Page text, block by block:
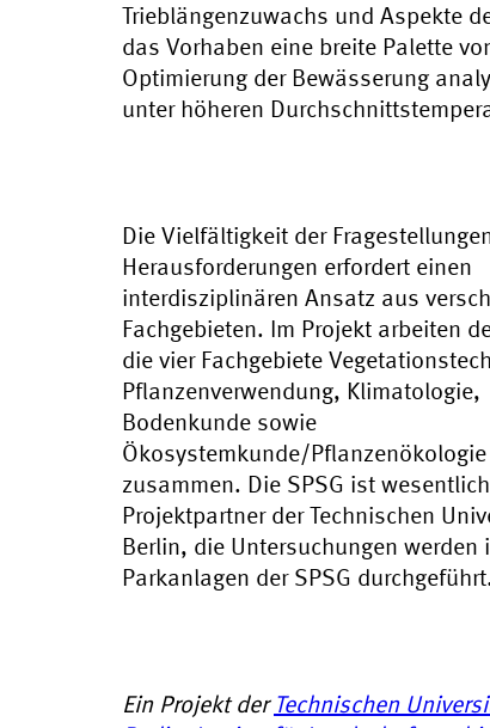
Trieblängenzuwachs und Aspekte
das Vorhaben eine breite Palette
Optimierung der Bewässerung
unter höheren
Die Vielfältigkeit der
Herausforderungen erfordert einen
interdisziplinären Ansatz aus
Fachgebieten. Im Projekt arbeiten
die vier Fachgebiete
Pflanzenverwendung, Klimatologie,
Bodenkunde sowie
Ökosystemkunde/Pflanzenökologie
zusammen. Die SPSG ist
Projektpartner der Technischen
Berlin, die Untersuchungen werden
Parkanlagen der SPSG
Ein Projekt der Technischen